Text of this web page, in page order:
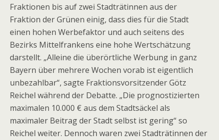
Fraktionen bis auf zwei Stadträtinnen aus der
Fraktion der Grünen einig, dass dies für die Stadt
einen hohen Werbefaktor und auch seitens des
Bezirks Mittelfrankens eine hohe Wertschätzung
darstellt. „Alleine die überörtliche Werbung in ganz
Bayern über mehrere Wochen vorab ist eigentlich
unbezahlbar“, sagte Fraktionsvorsitzender Götz
Reichel während der Debatte. „Die prognostizierten
maximalen 10.000 € aus dem Stadtsäckel als
maximaler Beitrag der Stadt selbst ist gering“ so
Reichel weiter. Dennoch waren zwei Stadträtinnen der